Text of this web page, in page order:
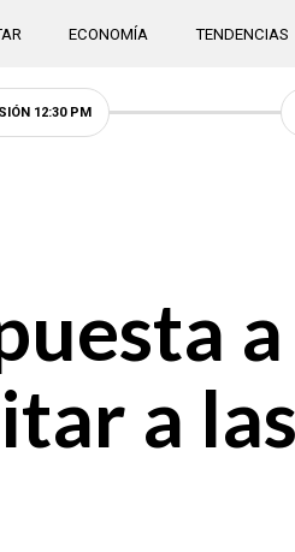
ECONOMÍA TENDENCIAS
12:30 PM
a
a